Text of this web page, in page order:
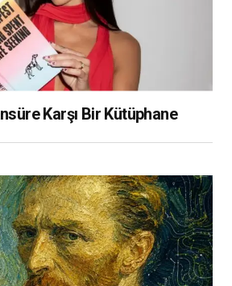
Karşı Bir Kütüphane